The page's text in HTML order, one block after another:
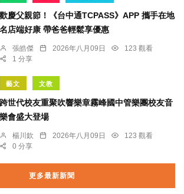
歡慶父親節！《台中通TCPASS》APP 攜手在地
名店端好康 帶爸爸輕鬆享優惠
張皓傑 2026年八月09日
123 觀看
1 分享
藝文 文教
跨世代校友重聚吹響樂章霧峰國中管樂團校友音
樂會盛大登場
楊川欽 2026年八月09日
123 觀看
0 分享
更多最新新聞